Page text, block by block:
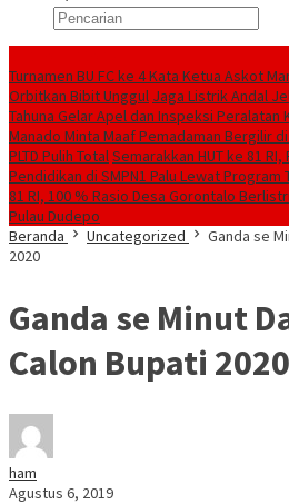
Turnamen BU FC ke 4 Kata Ketua Askot
Orbitkan Bibit Unggul Jaga Listrik Andal
Tahuna Gelar Apel dan Inspeksi Peralatan
Manado Minta Maaf Pemadaman Bergilir
PLTD Pulih TotalSemarakkan HUT ke 81
Pendidikan di SMPN1 Palu Lewat Program
81 RI, 100 % Rasio Desa Gorontalo
Pulau Dudepo
Beranda
Uncategorized
Ganda se
2020
Ganda se Minut
Calon Bupati 2020
ham
Agustus 6, 2019